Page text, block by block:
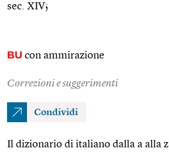
sec. XIV;
BU con ammirazione
Correzioni e suggerimenti
Condividi
Il dizionario di italiano dalla a alla z